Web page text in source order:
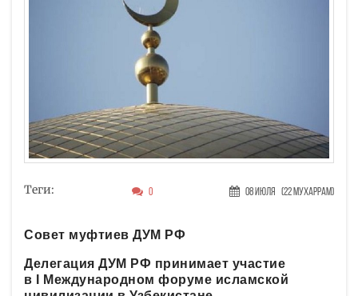
Теги: 0 08 Июля (22 Мухаррам)
Совет муфтиев ДУМ РФ
Делегация ДУМ РФ принимает участие
в I Международном форуме исламской